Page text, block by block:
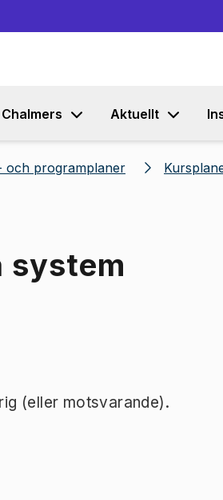
Chalmers Aktuellt
och programplaner
system
(eller motsvarande).